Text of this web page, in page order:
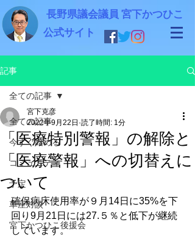
長野県議会議員 宮下かつひこ
公式サイト
記事
全ての記事
今すぐ始める
コミュニティ
予定
車座対談
宮下かつひこ後援会
全ての記事
「医療特別警報」の解除と
「医療警報」への切替えに
ついて
宮下克彦
2022年9月22日 読了時間: 1分
確保病床使用率が９月14日に35%を下
回り9月21日には27.５％と低下が継続
しています。